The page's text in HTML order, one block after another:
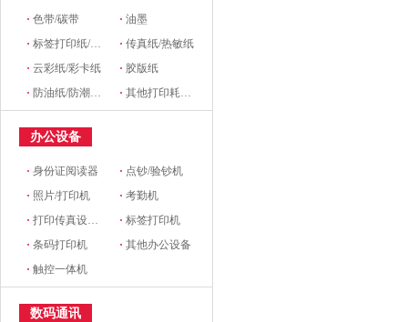
·色带/碳带 ·油墨
·标签打印纸/条码纸/收银纸 ·传真纸/热敏纸
·云彩纸/彩卡纸 · 胶版纸
· 防油纸/防潮纸/淋膜纸/硅油纸 ·其他打印耗材及附件
办公设备
·身份证阅读器 · 点钞/验钞机
· 照片/打印机 ·考勤机
·打印传真设备配件 ·标签打印机
·条码打印机 ·其他办公设备
·触控一体机
数码通讯